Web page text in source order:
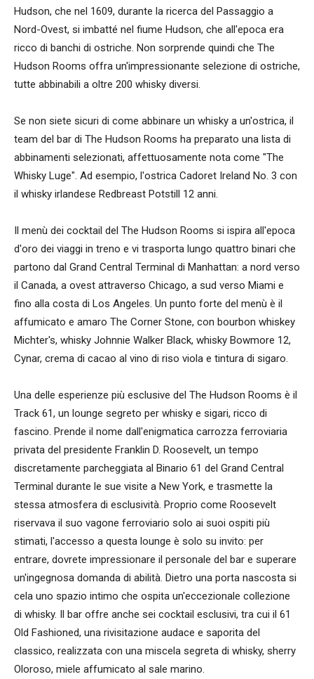
Hudson, che nel 1609, durante la ricerca del Passaggio a
Nord-Ovest, si imbatté nel fiume Hudson, che all'epoca era
ricco di banchi di ostriche. Non sorprende quindi che The
Hudson Rooms offra un'impressionante selezione di ostriche,
tutte abbinabili a oltre 200 whisky diversi.
Se non siete sicuri di come abbinare un whisky a un'ostrica, il
team del bar di The Hudson Rooms ha preparato una lista di
abbinamenti selezionati, affettuosamente nota come "The
Whisky Luge". Ad esempio, l'ostrica Cadoret Ireland No. 3 con
il whisky irlandese Redbreast Potstill 12 anni.
Il menù dei cocktail del The Hudson Rooms si ispira all'epoca
d'oro dei viaggi in treno e vi trasporta lungo quattro binari che
partono dal Grand Central Terminal di Manhattan: a nord verso
il Canada, a ovest attraverso Chicago, a sud verso Miami e
fino alla costa di Los Angeles. Un punto forte del menù è il
affumicato e amaro The Corner Stone, con bourbon whiskey
Michter's, whisky Johnnie Walker Black, whisky Bowmore 12,
Cynar, crema di cacao al vino di riso viola e tintura di sigaro.
Una delle esperienze più esclusive del The Hudson Rooms è il
Track 61, un lounge segreto per whisky e sigari, ricco di
fascino. Prende il nome dall'enigmatica carrozza ferroviaria
privata del presidente Franklin D. Roosevelt, un tempo
discretamente parcheggiata al Binario 61 del Grand Central
Terminal durante le sue visite a New York, e trasmette la
stessa atmosfera di esclusività. Proprio come Roosevelt
riservava il suo vagone ferroviario solo ai suoi ospiti più
stimati, l'accesso a questa lounge è solo su invito: per
entrare, dovrete impressionare il personale del bar e superare
un'ingegnosa domanda di abilità. Dietro una porta nascosta si
cela uno spazio intimo che ospita un'eccezionale collezione
di whisky. Il bar offre anche sei cocktail esclusivi, tra cui il 61
Old Fashioned, una rivisitazione audace e saporita del
classico, realizzata con una miscela segreta di whisky, sherry
Oloroso, miele affumicato al sale marino.